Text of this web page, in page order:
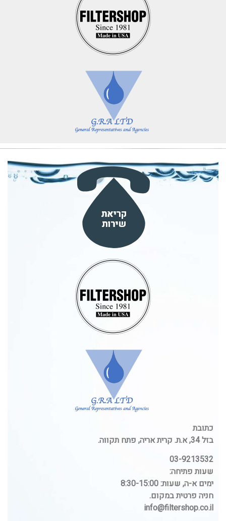
כתובת
בזל 34, א.ת. קרית אריה, פתח תקווה.
03-9213532
שעות פתיחה:
ימים א-ה, שעות: 8:30-15:00
חניה פרטית במקום.
info@filtershop.co.il